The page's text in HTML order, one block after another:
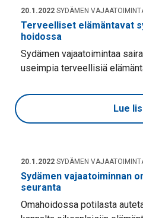
20.1.2022 SYDÄMEN
Terveelliset elämäntavat
hoidossa
Sydämen vajaatoimintaa
useimpia terveellisiä
Lue
20.1.2022 SYDÄMEN
Sydämen vajaatoiminnan
seuranta
Omahoidossa potilasta